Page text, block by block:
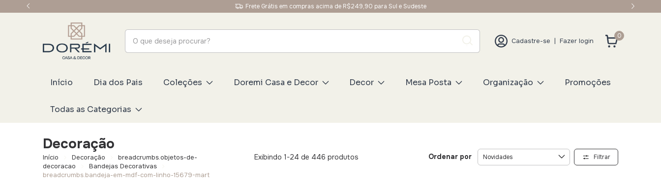
Ganhe 5% OFF na primeira compra usando o cupom: BEMVINDO
Cadastre-se | Fazer login
0
Início Dia dos Pais Coleções Doremi Casa e Decor Decor Mesa Posta Organização Promoções
Todas as Categorias
Decoração
Início Decoração
breadcrumbs.objetos-de-
decoracao
Bandejas Decorativas
breadcrumbs.bandeja-em-mdf-com-linho-15679-mart
Exibindo 1-24 de 446 produtos Ordenar por Filtrar